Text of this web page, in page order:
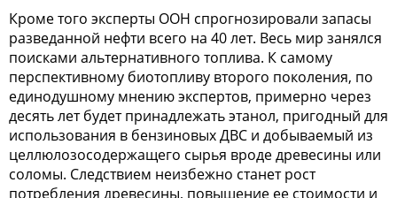
Кроме того эксперты ООН спрогнозировали запасы
разведанной нефти всего на 40 лет. Весь мир занялся
поисками альтернативного топлива. К самому
перспективному биотопливу второго поколения, по
единодушному мнению экспертов, примерно через
десять лет будет принадлежать этанол, пригодный для
использования в бензиновых ДВС и добываемый из
целлюлозосодержащего сырья вроде древесины или
соломы. Следствием неизбежно станет рост
потребления древесины, повышение ее стоимости и